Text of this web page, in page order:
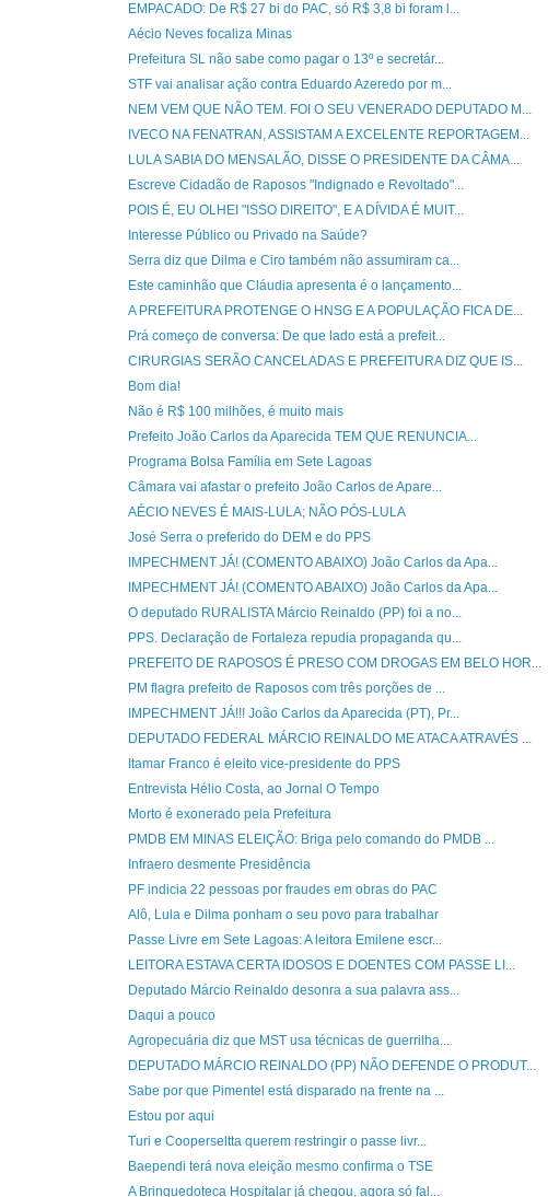
EMPACADO: De R$ 27 bi do PAC, só R$ 3,8 bi foram l...
Aécio Neves focaliza Minas
Prefeitura SL não sabe como pagar o 13º e secretár...
STF vai analisar ação contra Eduardo Azeredo por m...
NEM VEM QUE NÃO TEM. FOI O SEU VENERADO DEPUTADO M...
IVECO NA FENATRAN, ASSISTAM A EXCELENTE REPORTAGEM...
LULA SABIA DO MENSALÃO, DISSE O PRESIDENTE DA CÂMA...
Escreve Cidadão de Raposos "Indignado e Revoltado"...
POIS É, EU OLHEI "ISSO DIREITO", E A DÍVIDA É MUIT...
Interesse Público ou Privado na Saúde?
Serra diz que Dilma e Ciro também não assumiram ca...
Este caminhão que Cláudia apresenta é o lançamento...
A PREFEITURA PROTENGE O HNSG E A POPULAÇÃO FICA DE...
Prá começo de conversa: De que lado está a prefeit...
CIRURGIAS SERÃO CANCELADAS E PREFEITURA DIZ QUE IS...
Bom dia!
Não é R$ 100 milhões, é muito mais
Prefeito João Carlos da Aparecida TEM QUE RENUNCIA...
Programa Bolsa Família em Sete Lagoas
Câmara vai afastar o prefeito João Carlos de Apare...
AÉCIO NEVES É MAIS-LULA; NÃO PÓS-LULA
José Serra o preferido do DEM e do PPS
IMPECHMENT JÁ! (COMENTO ABAIXO) João Carlos da Apa...
IMPECHMENT JÁ! (COMENTO ABAIXO) João Carlos da Apa...
O deputado RURALISTA Márcio Reinaldo (PP) foi a no...
PPS. Declaração de Fortaleza repudia propaganda qu...
PREFEITO DE RAPOSOS É PRESO COM DROGAS EM BELO HOR...
PM flagra prefeito de Raposos com três porções de ...
IMPECHMENT JÁ!!! João Carlos da Aparecida (PT), Pr...
DEPUTADO FEDERAL MÁRCIO REINALDO ME ATACA ATRAVÉS ...
Itamar Franco é eleito vice-presidente do PPS
Entrevista Hélio Costa, ao Jornal O Tempo
Morto é exonerado pela Prefeitura
PMDB EM MINAS ELEIÇÃO: Briga pelo comando do PMDB ...
Infraero desmente Presidência
PF indicia 22 pessoas por fraudes em obras do PAC
Alô, Lula e Dilma ponham o seu povo para trabalhar
Passe Livre em Sete Lagoas: A leitora Emilene escr...
LEITORA ESTAVA CERTA IDOSOS E DOENTES COM PASSE LI...
Deputado Márcio Reinaldo desonra a sua palavra ass...
Daqui a pouco
Agropecuária diz que MST usa técnicas de guerrilha...
DEPUTADO MÁRCIO REINALDO (PP) NÃO DEFENDE O PRODUT...
Sabe por que Pimentel está disparado na frente na ...
Estou por aqui
Turi e Cooperseltta querem restringir o passe livr...
Baependi terá nova eleição mesmo confirma o TSE
A Brinquedoteca Hospitalar já chegou, agora só fal...